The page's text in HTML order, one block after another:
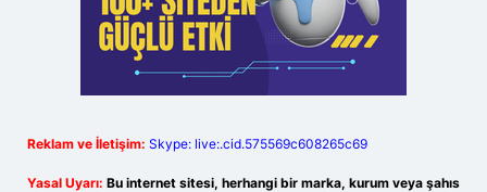
Reklam ve İletişim: Skype: live:.cid.575569c608265c69
Yasal Uyarı: Bu internet sitesi, herhangi bir marka, kurum veya şahıs